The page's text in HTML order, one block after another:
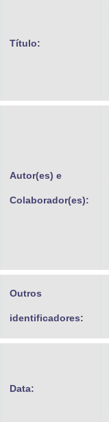
Título:
Autor(es) e
Colaborador(es):
Outros
identificadores:
Data: